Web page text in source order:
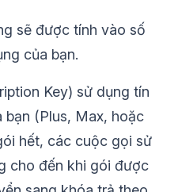
sẽ được tính vào số
của bạn.
Key) sử dụng tín
(Plus, Max, hoặc
hết, các cuộc gọi sử
cho đến khi gói được